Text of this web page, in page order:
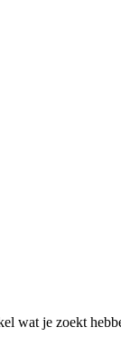
wat je zoekt